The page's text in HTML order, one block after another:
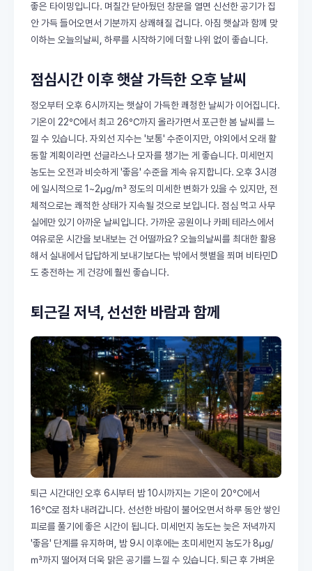
좋은 타이밍입니다. 며칠간 닫아뒀던 창문을 열면 신선한 공기가 집
안 가득 들어오면서 기분까지 상쾌해질 겁니다. 아침 햇살과 함께 맞
이하는 오늘의날씨, 하루를 시작하기에 더할 나위 없이 좋습니다.
점심시간 이후 햇살 가득한 오후 날씨
정오부터 오후 6시까지는 햇살이 가득한 쾌청한 날씨가 이어집니다.
기온이 22℃에서 최고 26℃까지 올라가면서 포근한 봄 날씨를 느
낄 수 있습니다. 자외선 지수는 '보통' 수준이지만, 야외에서 오래 활
동할 계획이라면 선글라스나 모자를 챙기는 게 좋습니다. 미세먼지
농도는 오전과 비슷하게 '좋음' 수준을 계속 유지합니다. 오후 3시경
에 일시적으로 1~2㎍/㎥ 정도의 미세한 변화가 있을 수 있지만, 전
체적으로는 쾌적한 상태가 지속될 것으로 보입니다. 점심 먹고 사무
실에만 있기 아까운 날씨입니다. 가까운 공원이나 카페 테라스에서
여유로운 시간을 보내보는 건 어떨까요? 오늘의날씨를 최대한 활용
해서 실내에서 답답하게 보내기보다는 밖에서 햇볕을 쬐며 비타민D
도 충전하는 게 건강에 훨씬 좋습니다.
퇴근길 저녁, 선선한 바람과 함께
퇴근 시간대인 오후 6시부터 밤 10시까지는 기온이 20℃에서
16℃로 점차 내려갑니다. 선선한 바람이 불어오면서 하루 동안 쌓인
피로를 풀기에 좋은 시간이 됩니다. 미세먼지 농도는 늦은 저녁까지
'좋음' 단계를 유지하며, 밤 9시 이후에는 초미세먼지 농도가 8㎍/
㎥까지 떨어져 더욱 맑은 공기를 느낄 수 있습니다. 퇴근 후 가벼운